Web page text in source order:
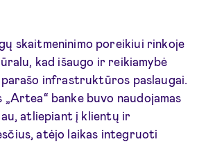
skaitmeninimo poreikiui rinkoje
kad išaugo ir reikiamybė
parašo infrastruktūros paslaugai.
„Artea“ banke buvo naudojamas
atliepiant į klientų ir
atėjo laikas integruoti